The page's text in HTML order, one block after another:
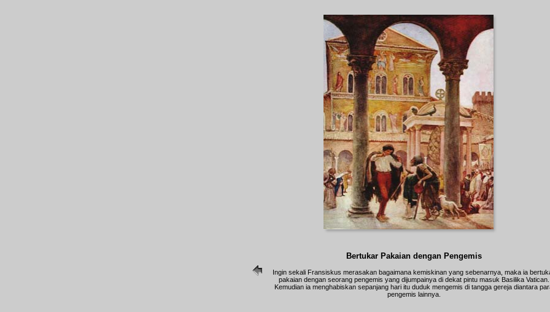
Bertukar Pakaian dengan Pengemis
Ingin sekali Fransiskus merasakan bagaimana kemiskinan yang sebenarnya, maka ia
pakaian dengan seorang pengemis yang dijumpainya di dekat pintu masuk Basilika Vatican.
Kemudian ia menghabiskan sepanjang hari itu duduk mengemis di tangga gereja diantara
pengemis lainnya.